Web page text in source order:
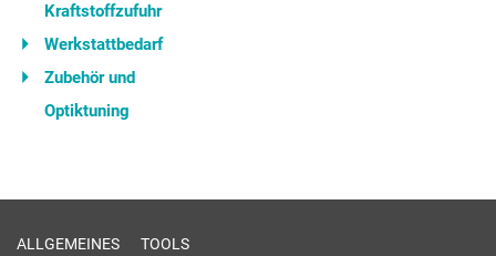
Kraftstoffzufuhr
Werkstattbedarf
Zubehör und
Optiktuning
ALLGEMEINES TOOLS